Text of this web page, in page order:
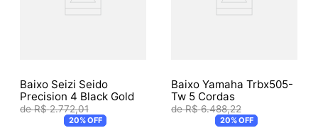
Baixo Seizi Seido
Precision 4 Black Gold
R$ 2.772,01
20%OFF
Baixo Yamaha Trbx505-
Tw 5 Cordas
R$ 6.488,22
20%OFF